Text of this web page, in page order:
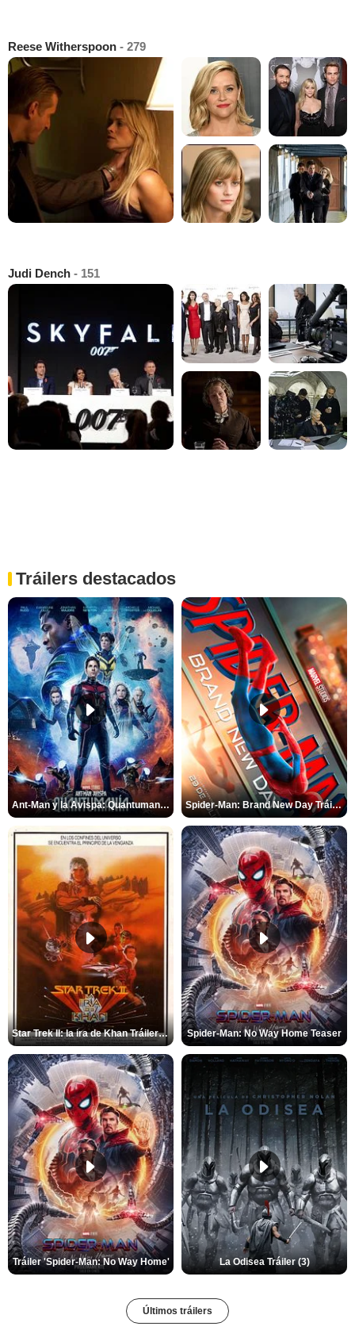
Reese Witherspoon - 279
Judi Dench - 151
Tráilers destacados
Ant-Man y la Avispa: Quantumanía Tráiler (2) Spider-Man: Brand New Day Tráiler (3)
Star Trek II: la ira de Khan Tráiler VO Spider-Man: No Way Home Teaser
Tráiler 'Spider-Man: No Way Home' La Odisea Tráiler (3)
Últimos tráilers